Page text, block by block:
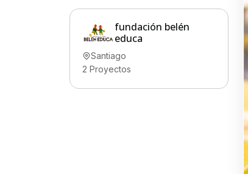
fundación belén
educa
Santiago
2 Proyectos